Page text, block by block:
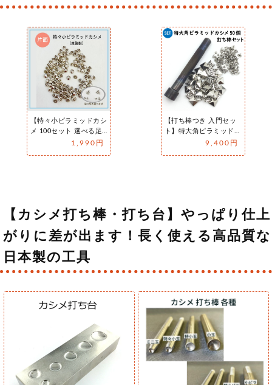
【特々小ピラミッドカシ
メ 100セット 選べる足
サイズ3種類/カラー5
1,990円
【打ち棒つき 入門セッ
ト】特大角ピラミッド
打ち棒セット カシメ金
9,400円
【カシメ打ち棒・打ち台】やっぱり仕上
がりに差が出ます！長く使える高品質な
日本製の工具